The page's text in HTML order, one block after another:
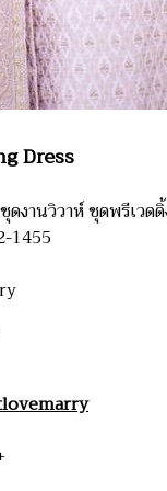
Dress
ดงานวิวาห์ ชุดพรีเวด
1455